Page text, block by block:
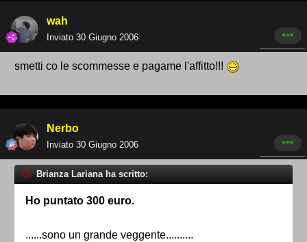
wah
Inviato 30 Giugno 2006
smetti co le scommesse e pagame l'affitto!!!
Nerbo
Inviato 30 Giugno 2006
Brianza Lariana ha scritto:
Ho puntato 300 euro.
......sono un grande veggente..........